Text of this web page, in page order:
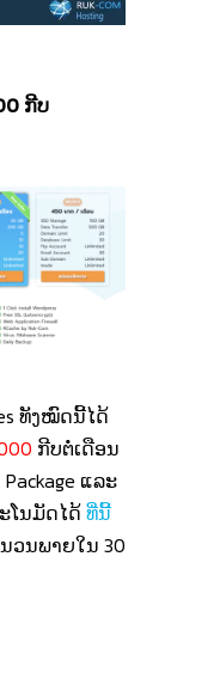
ກີບ
ທັງໝົດນີ້ໄດ້
ກີບຕໍ່ເດືອນ
ແລະ
ໂນມັດໄດ້ທີ່ນີ້
ວນພາຍໃນ 30